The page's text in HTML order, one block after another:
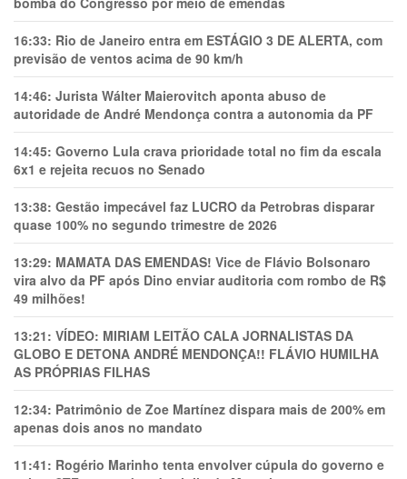
16:33: Rio de Janeiro entra em ESTÁGIO 3 DE ALERTA, com
previsão de ventos acima de 90 km/h
14:46: Jurista Wálter Maierovitch aponta abuso de
autoridade de André Mendonça contra a autonomia da PF
14:45: Governo Lula crava prioridade total no fim da escala
6x1 e rejeita recuos no Senado
13:38: Gestão impecável faz LUCRO da Petrobras disparar
quase 100% no segundo trimestre de 2026
13:29: MAMATA DAS EMENDAS! Vice de Flávio Bolsonaro
vira alvo da PF após Dino enviar auditoria com rombo de R$
49 milhões!
13:21: VÍDEO: MIRIAM LEITÃO CALA JORNALISTAS DA
GLOBO E DETONA ANDRÉ MENDONÇA!! FLÁVIO HUMILHA
AS PRÓPRIAS FILHAS
12:34: Patrimônio de Zoe Martínez dispara mais de 200% em
apenas dois anos no mandato
11:41: Rogério Marinho tenta envolver cúpula do governo e